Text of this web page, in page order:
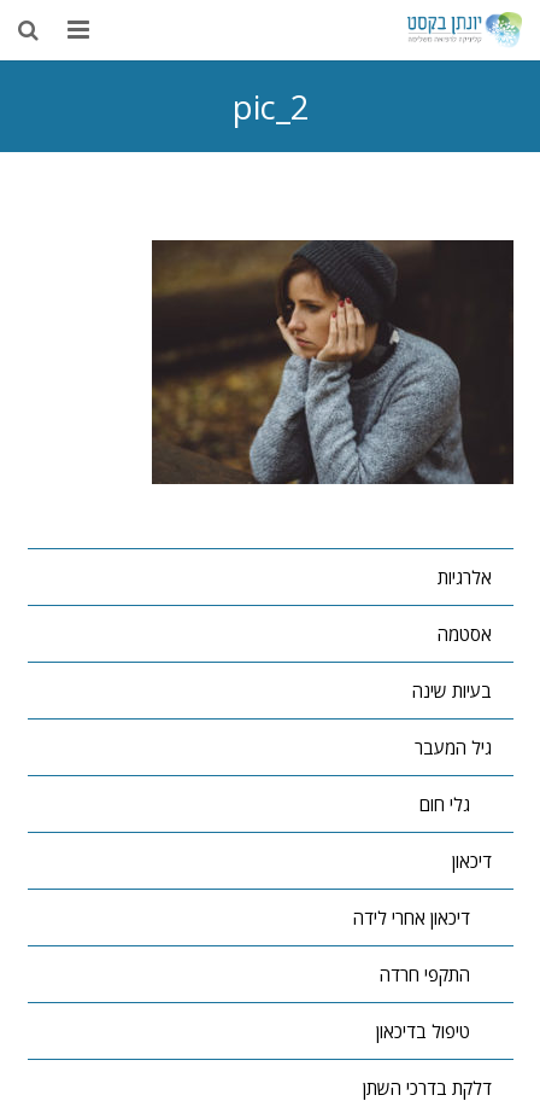
טיפולים נוספים
pic_2
אלרגיות
אסטמה
בעיות שינה
גיל המעבר
גלי חום
דיכאון
דיכאון אחרי לידה
התקפי חרדה
טיפול בדיכאון
דלקת בדרכי השתן